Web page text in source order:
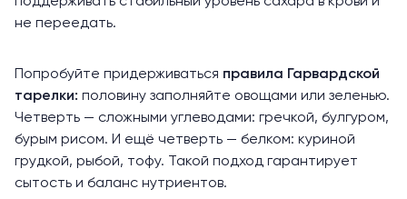
не переедать.
Попробуйте придерживаться правила Гарвардской
тарелки: половину заполняйте овощами или зеленью.
Четверть — сложными углеводами: гречкой, булгуром,
бурым рисом. И ещё четверть — белком: куриной
грудкой, рыбой, тофу. Такой подход гарантирует
сытость и баланс нутриентов.